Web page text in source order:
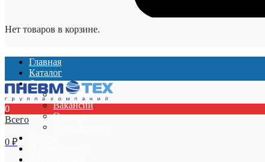
Нет товаров в корзине.
Главная
Каталог
О компании
О компании
Вакансии
Отзывы
0
Всего
0 ₽